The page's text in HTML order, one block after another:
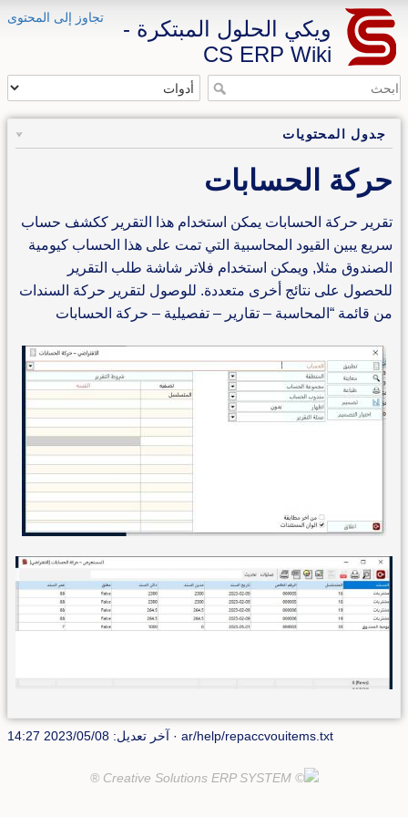
تجاوز إلى المحتوى
ويكي الحلول المبتكرة -
CS ERP Wiki
جدول المحتويات
حركة الحسابات
تقرير حركة الحسابات يمكن استخدام هذا التقرير ككشف حساب
سريع يبين القيود المحاسبية التي تمت على هذا الحساب كيومية
الصندوق مثلا, ويمكن استخدام فلاتر شاشة طلب التقرير
للحصول على نتائج أخرى متعددة. للوصول لتقرير حركة السندات
من قائمة “المحاسبة – تقارير – تفصيلية – حركة الحسابات
ar/help/repaccvouitems.txt · آخر تعديل: 2023/05/08 14:27